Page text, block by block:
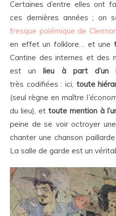
Certaines d’entre elles ont
ces dernières années ; on
fresque polémique de
en effet un folklore… et une
Cantine des internes et des
est unlieu à part d’un
très codifiées : ici, toute
(seul règne en maître
du lieu), ettoute mention à
peine de se voir octroyer
chanter une chanson
La salle de garde est un